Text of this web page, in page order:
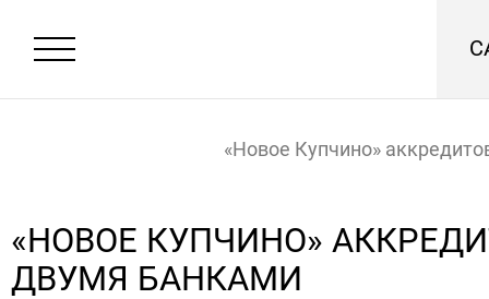
«Новое Купчино»
«НОВОЕ КУПЧИНО»
ДВУМЯ БАНКАМИ